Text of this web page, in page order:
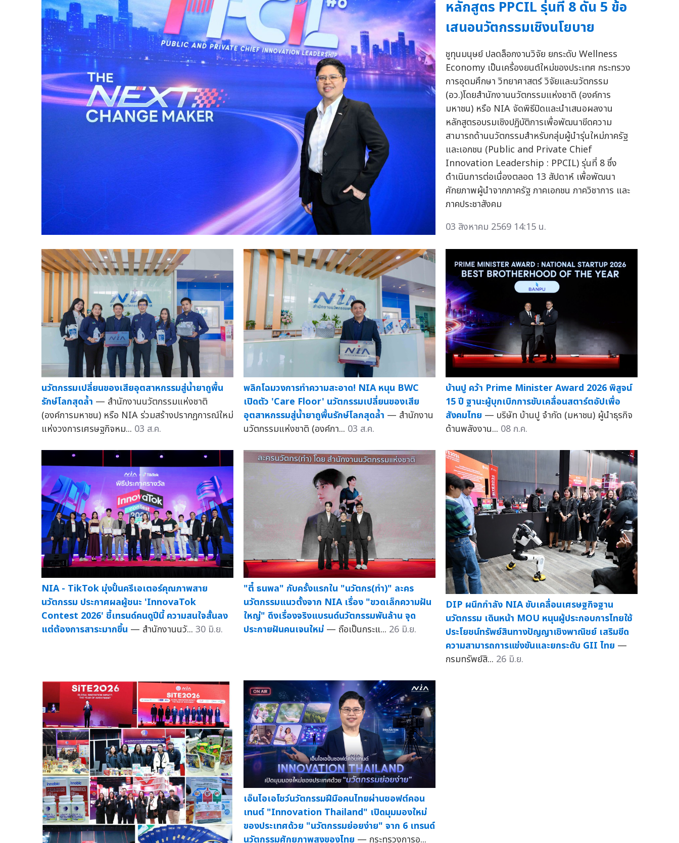
หลักสูตร PPCIL รุ่นที่ 8 ดัน 5 ข้อ
เสนอนวัตกรรมเชิงนโยบาย
ชูทุนมนุษย์ ปลดล็อกงานวิจัย ยกระดับ Wellness
Economy เป็นเครื่องยนต์ใหม่ของประเทศ กระทรวง
การอุดมศึกษา วิทยาศาสตร์ วิจัยและนวัตกรรม
(อว.)โดยสำนักงานนวัตกรรมแห่งชาติ (องค์การ
มหาชน) หรือ NIA จัดพิธีปิดและนำเสนอผลงาน
หลักสูตรอบรมเชิงปฏิบัติการเพื่อพัฒนาขีดความ
สามารถด้านนวัตกรรมสำหรับกลุ่มผู้นำรุ่นใหม่ภาครัฐ
และเอกชน (Public and Private Chief
Innovation Leadership : PPCIL) รุ่นที่ 8 ซึ่ง
ดำเนินการต่อเนื่องตลอด 13 สัปดาห์ เพื่อพัฒนา
ศักยภาพผู้นำจากภาครัฐ ภาคเอกชน ภาควิชาการ และ
ภาคประชาสังคม
03 สิงหาคม 2569 14:15 น.
นวัตกรรมเปลี่ยนของเสียอุตสาหกรรมสู่น้ำยาถูพื้น
รักษ์โลกสุดล้ำ — สำนักงานนวัตกรรมแห่งชาติ
(องค์การมหาชน) หรือ NIA ร่วมสร้างปรากฏการณ์ใหม่
แห่งวงการเศรษฐกิจหม... 03 ส.ค.
พลิกโฉมวงการทำความสะอาด! NIA หนุน BWC
เปิดตัว 'Care Floor' นวัตกรรมเปลี่ยนของเสีย
อุตสาหกรรมสู่น้ำยาถูพื้นรักษ์โลกสุดล้ำ — สำนักงาน
นวัตกรรมแห่งชาติ (องค์กา... 03 ส.ค.
บ้านปู คว้า Prime Minister Award 2026 พิสูจน์
15 ปี ฐานะผู้บุกเบิกการขับเคลื่อนสตาร์ตอัปเพื่อ
สังคมไทย — บริษัท บ้านปู จำกัด (มหาชน) ผู้นำธุรกิจ
ด้านพลังงาน... 08 ก.ค.
NIA - TikTok มุ่งปั้นครีเอเตอร์คุณภาพสาย
นวัตกรรม ประกาศผลผู้ชนะ 'InnovaTok
Contest 2026' ชี้เทรนด์คนดูปีนี้ ความสนใจสั้นลง
แต่ต้องการสาระมากขึ้น — สำนักงานนวั... 30 มิ.ย.
"ตี๋ ธนพล" กับครั้งแรกใน "นวัตกร(ทำ)" ละคร
นวัตกรรมแนวตั้งจาก NIA เรื่อง "ขวดเล็กความฝัน
ใหญ่" ดึงเรื่องจริงแบรนด์นวัตกรรมพันล้าน จุด
ประกายฝันคนเจนใหม่ — ถือเป็นกระแ... 26 มิ.ย.
DIP ผนึกกำลัง NIA ขับเคลื่อนเศรษฐกิจฐาน
นวัตกรรม เดินหน้า MOU หนุนผู้ประกอบการไทยใช้
ประโยชน์ทรัพย์สินทางปัญญาเชิงพาณิชย์ เสริมขีด
ความสามารถการแข่งขันและยกระดับ GII ไทย —
กรมทรัพย์สิ... 26 มิ.ย.
เอ็นไอเอโชว์นวัตกรรมฝีมือคนไทยผ่านซอฟต์คอน
เทนต์ "Innovation Thailand" เปิดมุมมองใหม่
ของประเทศด้วย "นวัตกรรมย่อยง่าย" จาก 6 เทรนด์
นวัตกรรมศักยภาพสูงของไทย — กระทรวงการอ...